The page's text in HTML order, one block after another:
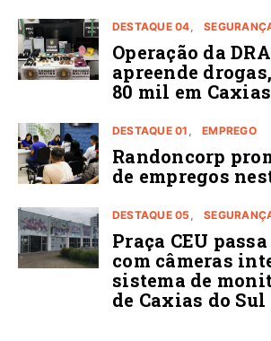
DESTAQUE 04
Operação da
apreende
80 mil em
DESTAQUE 01 EMPREGO
Randoncorp
de empregos
DESTAQUE 05
Praça CEU
com câmeras
sistema de
de Caxias do Sul